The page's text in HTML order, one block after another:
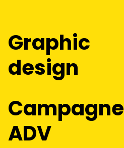
Graphic
design
Campagne
ADV